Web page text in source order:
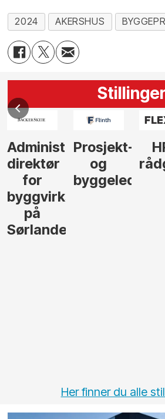
2024 AKERSHUS
Stillinger
Administrerende
direktør
for
byggvirksomhet
på
Sørlandet
Prosjekt-
og
byggeleder
Her finner du alle